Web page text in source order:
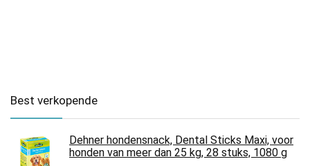
Best verkopende
Dehner hondensnack, Dental Sticks Maxi, voor
honden van meer dan 25 kg, 28 stuks, 1080 g